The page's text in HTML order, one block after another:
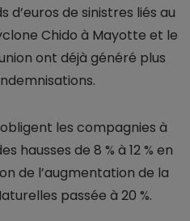
d’euros de sinistres liés au
Chido à Mayotte et le
ont déjà généré plus
les compagnies à
hausses de 8 % à 12 % en
de l’augmentation de la
passée à 20 %.